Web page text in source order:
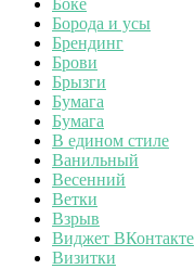
Борода и усы
Брендинг
Брови
Брызги
Бумага
Бумага
В едином стиле
Ванильный
Весенний
Ветки
Взрыв
Виджет ВКонтакте
Визитки